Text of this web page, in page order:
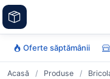
Oferte săptămânii
Acasă / Produse /